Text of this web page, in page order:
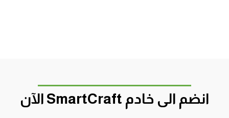
انضم الى خادم SmartCraft الآن